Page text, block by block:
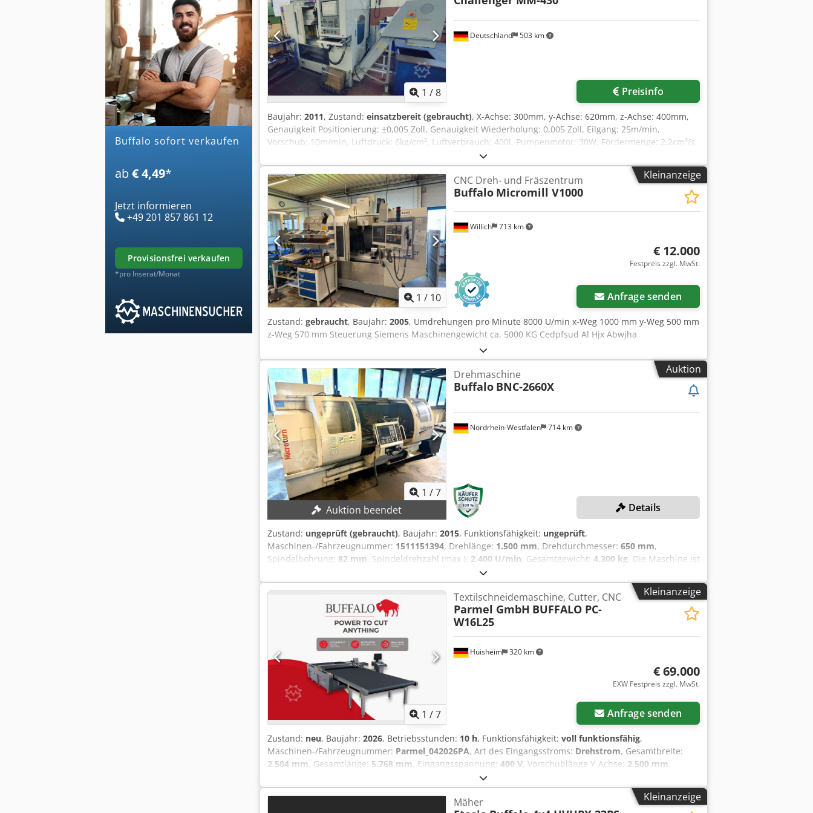
buffalo sofort verkaufen
ab € 4,49*
Jetzt informieren
+49 201 857 861 12
provisionsfrei verkaufen
*pro Inserat/Monat
1 /8
Deutschland 503 km
Preisinfo
Baujahr: 2011, Zustand: einsatzbereit (gebraucht), X-Achse: 300mm, y-Achse: 620mm, z-Achse: 400mm,
Genauigkeit Positionierung: ±0,005 Zoll, Genauigkeit Wiederholung: 0,005 Zoll, Eilgang: 25m/min,
Vorschub: 10m/min, Luftdruck: 6kg/cm², Luftverbrauch: 400l, Pumpenmotor: 30W, Fördermenge: 2,2cm³/s,
Pumpendruck: 8kg/cm², Behälterinhalt: 2l, Pumpenelektrik: 220V/ 3PH/ 1,2A, max. Fördermenge: 130l/min,
Steuerung: Heidenhain TNC 620, Anschlussleistung: 15kVA, Länge: 2984mm, Breite: 2050mm, Höhe:
2420mm, Gewicht: 3020kg. Betriebsstundenstand Steuerung: 22.261h, Maschine: 22.414h, Programm:
10.507h, Spindel: 7695h. Voll funktionsfähig, Spindel wurde vor Kurzem getauscht, nicht funktionsfähig ist
der eingebaute Ölskimmer im Kühlwasserbecken. Mit Dokumentation. Eine Besichtigung vor Ort ist
möglich. Chodpswc A Rkefx Abwea
Kleinanzeige
1 / 10
Willich 713 km
CNC Dreh- und Fräszentrum
Buffalo Micromill V1000
€ 12.000
Festpreis zzgl. MwSt.
Anfrage senden
Zustand: gebraucht, Baujahr: 2005, Umdrehungen pro Minute 8000 U/min x-Weg 1000 mm y-Weg 500 mm
z-Weg 570 mm Steuerung Siemens Maschinengewicht ca. 5000 KG Cedpfsud Al Hjx Abwjha
Auktion
1 /7
Auktion beendet
Nordrhein-Westfalen 714 km
Drehmaschine
Buffalo BNC-2660X
Details
Zustand: ungeprüft (gebraucht), Baujahr: 2015, Funktionsfähigkeit: ungeprüft,
Maschinen-/Fahrzeugnummer: 1511151394, Drehlänge: 1.500 mm, Drehdurchmesser: 650 mm,
Spindelbohrung: 82 mm, Spindeldrehzahl (max.): 2.400 U/min, Gesamtgewicht: 4.300 kg, Die Maschine ist
bis zur Stilllegung ohne Einschränkungen oder bekannte Mängel genutzt worden. Der Neupreis der
Maschine betrug 79.000 EUR! TECHNISCHE DETAILS Drehlänge: 1.500 mm Drehdurchmesser: 650 mm
Spindelbohrung: 82 mm Csdpfx Aeymay Asbweha Spindeldrehzahlbereich: 80 - 2.400 U/min MASCHINEN-
DETAILS Gewicht: 4.300 kg Antriebsleistung: 35 kVA Frequenz: 50 Hz Volllaststrom: 52 A Phasenzahl: 3 + PE
Kurzschlussschutz: 25 kA Nennspannung: 400 V Belastungsstrom max.: 520 A AUSSTATTUNG
Dokumentation/Handbuch
Kleinanzeige
1 /7
Huisheim 320 km
Textilschneidemaschine, Cutter, CNC
Parmel GmbH BUFFALO PC-
W16L25
€ 69.000
EXW Festpreis zzgl. MwSt.
Anfrage senden
Zustand: neu, Baujahr: 2026, Betriebsstunden: 10 h, Funktionsfähigkeit: voll funktionsfähig,
Maschinen-/Fahrzeugnummer: Parmel_042026PA, Art des Eingangsstroms: Drehstrom, Gesamtbreite:
2.504 mm, Gesamtlänge: 5.768 mm, Eingangsspannung: 400 V, Vorschublänge Y-Achse: 2.500 mm,
, Wiederholgenauigkeit:
1.600 mm, Schnitthöhe (max.):50 mm, Druckluftanschluss:4 bar, BUFFALO Cutter – Stoff- &
Textilschneidemaschine Unsere BUFFALO Cutter sind die ideale Lösung für den präzisen Zuschnitt von
Kleinanzeige
Mäher